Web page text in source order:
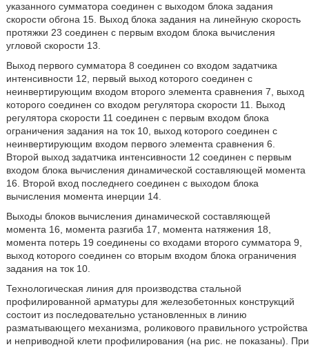
указанного сумматора соединен с выходом блока задания
скорости обгона 15. Выход блока задания на линейную скорость
протяжки 23 соединен с первым входом блока вычисления
угловой скорости 13.
Выход первого сумматора 8 соединен со входом задатчика
интенсивности 12, первый выход которого соединен с
неинвертирующим входом второго элемента сравнения 7, выход
которого соединен со входом регулятора скорости 11. Выход
регулятора скорости 11 соединен с первым входом блока
ограничения задания на ток 10, выход которого соединен с
неинвертирующим входом первого элемента сравнения 6.
Второй выход задатчика интенсивности 12 соединен с первым
входом блока вычисления динамической составляющей момента
16. Второй вход последнего соединен с выходом блока
вычисления момента инерции 14.
Выходы блоков вычисления динамической составляющей
момента 16, момента разгиба 17, момента натяжения 18,
момента потерь 19 соединены со входами второго сумматора 9,
выход которого соединен со вторым входом блока ограничения
задания на ток 10.
Технологическая линия для производства стальной
профилированной арматуры для железобетонных конструкций
состоит из последовательно установленных в линию
разматывающего механизма, роликового правильного устройства
и неприводной клети профилирования (на рис. не показаны). При